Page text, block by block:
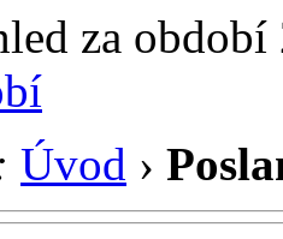
za
Úvod ›